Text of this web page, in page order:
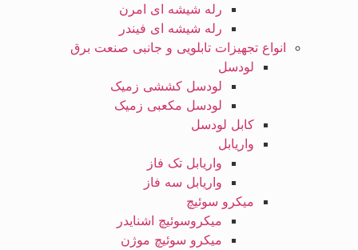
رله شیشه ای امرن
رله شیشه ای فیندر
انواع تجهیزات تابلویی و جانبی صنعت برق
لودسل
لودسل کششی زمیک
لودسل مکعبی زمیک
کابل لودسل
واریابل
واریابل تک فاز
واریابل سه فاز
میکرو سوئیچ
میکروسوئیچ اشنایدر
میکرو سوئیچ موژن